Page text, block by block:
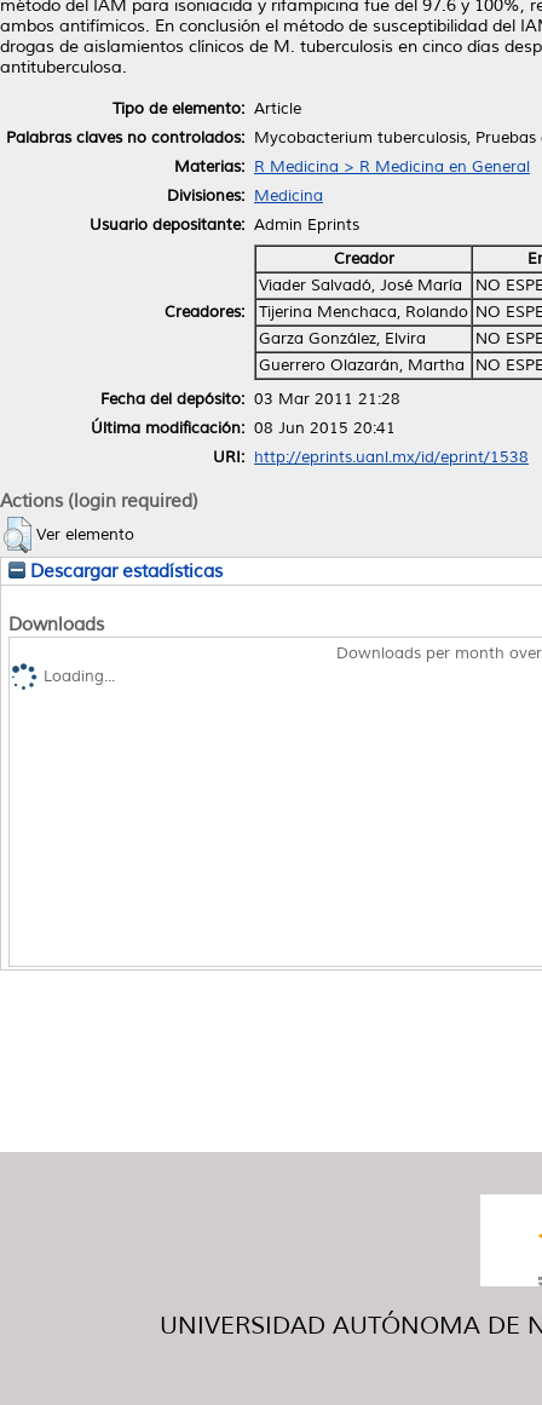
método del IAM para isoniacida y rifampicina fue del 97.6 y 100%,
ambos antifímicos. En conclusión el método de susceptibilidad del
drogas de aislamientos clínicos de M. tuberculosis en cinco días
antituberculosa.
Tipo de elemento: Article
Palabras claves no controlados: Mycobacterium tuberculosis,
Materias: R Medicina > R Medicina en General
Divisiones: Medicina
Usuario depositante: Admin Eprints
Creadores:
Creador
Viader Salvadó, José María
NO
Tijerina Menchaca, Rolando NO
Garza González, Elvira
NO
Guerrero Olazarán, Martha
NO
Fecha del depósito: 03 Mar 2011 21:28
Última modificación: 08 Jun 2015 20:41
URI: http://eprints.uanl.mx/id/eprint/1538
Actions (login required)
Ver elemento
Descargar estadísticas
Downloads
Downloads per month
Loading...
UNIVERSIDAD AUTÓNOMA DE